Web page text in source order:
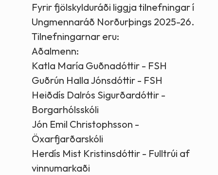
Fyrir fjölskylduráði liggja tilnefningar í
Ungmennaráð Norðurþings 2025-26.
Tilnefningarnar eru:
Aðalmenn:
Katla María Guðnadóttir - FSH
Guðrún Halla Jónsdóttir - FSH
Heiðdís Dalrós Sigurðardóttir -
Borgarhólsskóli
Jón Emil Christophsson -
Öxarfjarðarskóli
Herdís Mist Kristinsdóttir - Fulltrúi af
vinnumarkaði